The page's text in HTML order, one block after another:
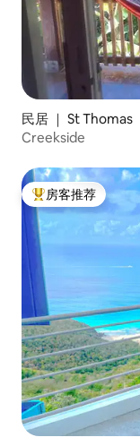
民居 ｜ St Thomas
Creekside
热门「房客推荐」
房客推荐